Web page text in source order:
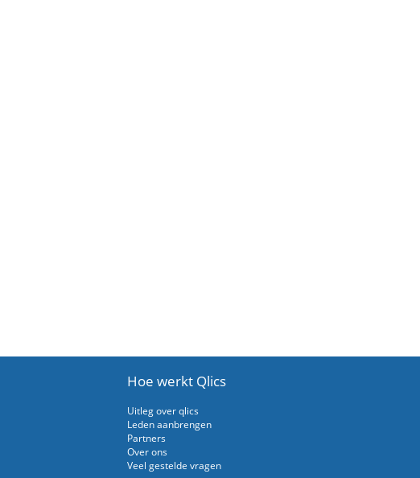
Hoe werkt Qlics
Uitleg over qlics
Leden aanbrengen
Partners
Over ons
Veel gestelde vragen